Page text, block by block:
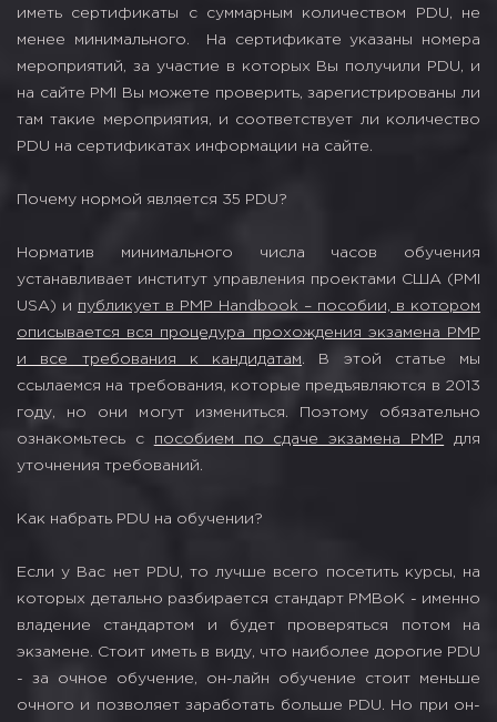
иметь сертификаты с суммарным количеством PDU, не
менее минимального. На сертификате указаны номера
мероприятий, за участие в которых Вы получили PDU, и
на сайте PMI Вы можете проверить, зарегистрированы ли
там такие мероприятия, и соответствует ли количество
PDU на сертификатах информации на сайте.
Почему нормой является 35 PDU?
Норматив минимального числа часов обучения
устанавливает институт управления проектами США (PMI
USA) и публикует в PMP Handbook – пособии, в котором
описывается вся процедура прохождения экзамена PMP
и все требования к кандидатам . В этой статье мы
ссылаемся на требования, которые предъявляются в 2013
году, но они могут измениться. Поэтому обязательно
ознакомьтесь с
пособием по сдаче экзамена PMP для
уточнения требований.
Как набрать PDU на обучении?
Если у Вас нет PDU, то лучше всего посетить курсы, на
которых детально разбирается стандарт PMBoK - именно
владение стандартом и будет проверяться потом на
экзамене. Стоит иметь в виду, что наиболее дорогие PDU
- за очное обучение, он-лайн обучение стоит меньше
очного и позволяет заработать больше PDU. Но при он-